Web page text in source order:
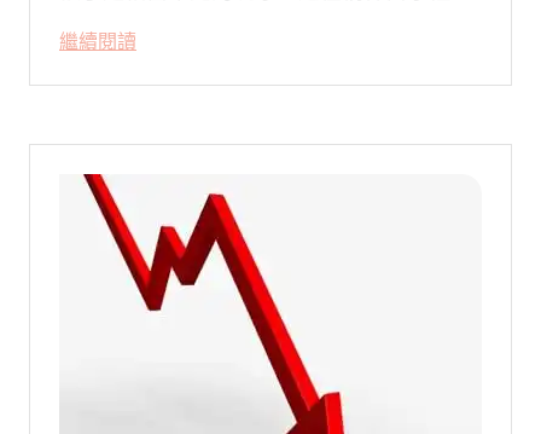
系統在長久使用之下，突然在某一次需要處
理更高層次的資料時，電腦呈現當機現象，
造成重大影響。
繼續閱讀